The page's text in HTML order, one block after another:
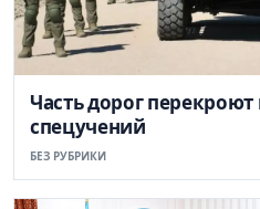
Часть дорог перекроют
спецучений
БЕЗ РУБРИКИ